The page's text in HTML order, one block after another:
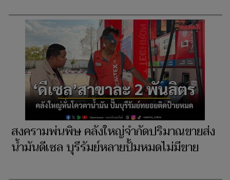
สงครามพ่นพิษ คลังใหญ่จำกัดปริมาณขายส่ง
น้ำมันดีเซล บุรีรัมย์หลายปั้มหมดไม่มีขาย